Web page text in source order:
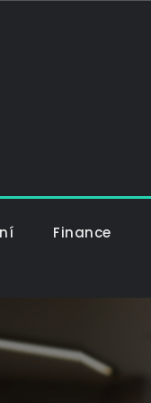
Finance